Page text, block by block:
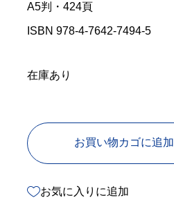
A5判・424頁
ISBN 978-4-7642-7494-5
在庫あり
お買い物カゴに追加
お気に入りに追加